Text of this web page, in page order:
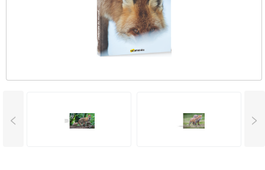
< >